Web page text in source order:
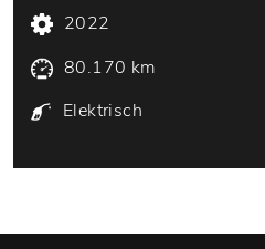
2022
80.170 km
Elektrisch